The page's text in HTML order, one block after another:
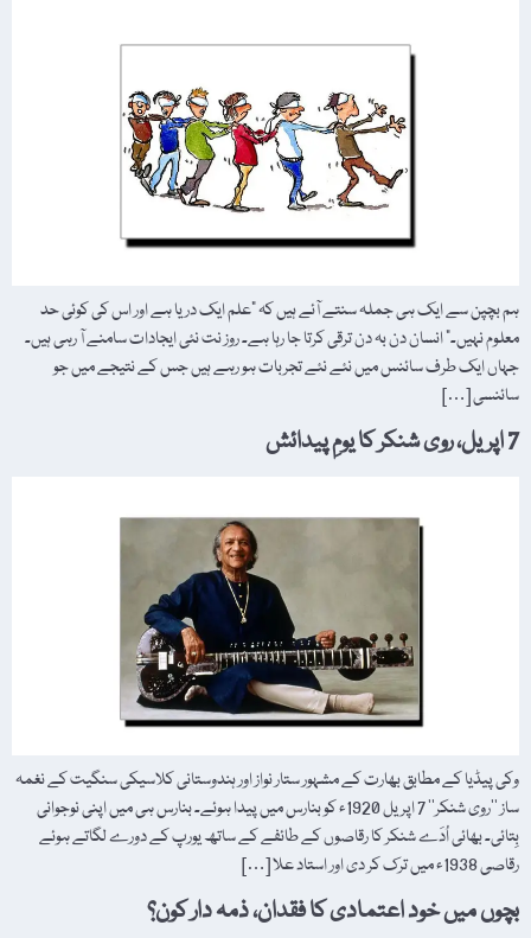
ہم بچپن سے ایک ہی جملہ سنتے آئے ہیں کہ "علم ایک دریا ہے اور اس کی کوئی حد
معلوم نہیں۔” انسان دن بہ دن ترقی کرتا جا رہا ہے۔ روز نت نئی ایجادات سامنے آ رہی ہیں۔
جہاں ایک طرف سائنس میں نئے نئے تجربات ہو رہے ہیں جس کے نتیجے میں جو
سائنسی […]
7 اپریل، روی شنکر کا یومِ پیدائش
وکی پیڈیا کے مطابق بھارت کے مشہور ستار نواز اور ہندوستانی کلاسیکی سنگیت کے نغمہ
ساز ’’روی شنکر‘‘ 7 اپریل 1920ء کو بنارس میں پیدا ہوئے۔ بنارس ہی میں اپنی نوجوانی
بِتائی۔ بھائی اُدَے شنکر کا رقاصوں کے طائفے کے ساتھ یورپ کے دورے لگاتے ہوئے
رقاصی 1938ء میں ترک کر دی اور استاد علا […]
بچوں میں خود اعتمادی کا فقدان، ذمہ دار کون؟